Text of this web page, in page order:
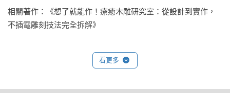
呢？那時候對黏土造型特性完全不瞭解，透過大量的練習製作
拼命生產，得一天工作十五個小時瘋狂捏土，一個月生產近兩
好，完全不計成本，但是你我都知道這無法維持長久。
相關著作：《想了就能作！療癒木雕研究室：從設計到實作，
不插電雕刻技法完全拆解》
看更多